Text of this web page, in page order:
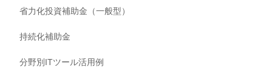
省力化投資補助金（一般型）
持続化補助金
分野別ITツール活用例